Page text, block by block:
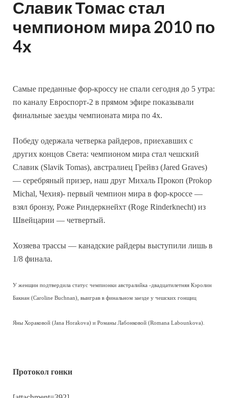
Славик Томас стал
чемпионом мира 2010 по
4х
Самые преданные фор-кроссу не спали сегодня до 5 утра:
по каналу Евроспорт-2 в прямом эфире показывали
финальные заезды чемпионата мира по 4х.
Победу одержала четверка райдеров, приехавших с
других концов Света: чемпионом мира стал чешский
Славик (Slavik Tomas), австралиец Грейвз (Jared Graves)
— серебряный призер, наш друг Михаль Прокоп (Prokop
Michal, Чехия)- первый чемпион мира в фор-кроссе —
взял бронзу, Роже Риндеркнейхт (Roge Rinderknecht) из
Швейцарии — четвертый.
Хозяева трассы — канадские райдеры выступили лишь в
1/8 финала.
У женщин подтвердила статус чемпионки австралийка -двадцатилетняя Кэролин
Бакнан (Caroline Buchnan), выиграв в финальном заезде у чешских гонщиц
Яны Хораковой (Jana Horakova) и Романы Лабонковой (Romana Labounkova).
Протокол гонки